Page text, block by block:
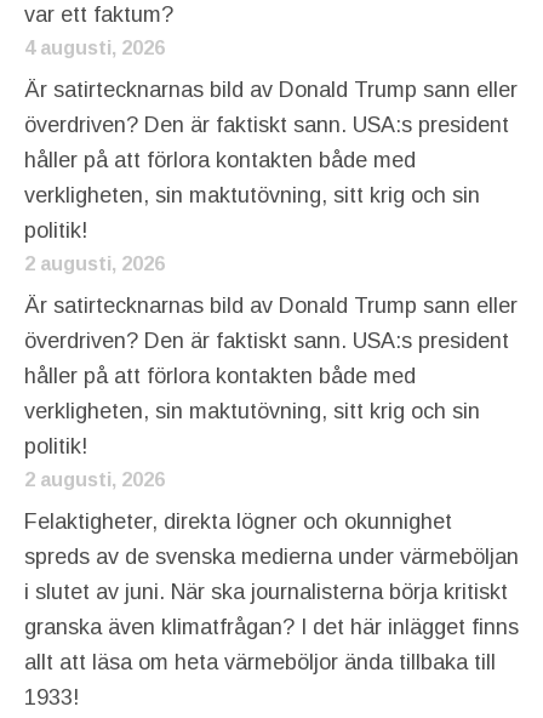
var ett faktum?
4 augusti, 2026
Är satirtecknarnas bild av Donald Trump sann eller
överdriven? Den är faktiskt sann. USA:s president
håller på att förlora kontakten både med
verkligheten, sin maktutövning, sitt krig och sin
politik!
2 augusti, 2026
Är satirtecknarnas bild av Donald Trump sann eller
överdriven? Den är faktiskt sann. USA:s president
håller på att förlora kontakten både med
verkligheten, sin maktutövning, sitt krig och sin
politik!
2 augusti, 2026
Felaktigheter, direkta lögner och okunnighet
spreds av de svenska medierna under värmeböljan
i slutet av juni. När ska journalisterna börja kritiskt
granska även klimatfrågan? I det här inlägget finns
allt att läsa om heta värmeböljor ända tillbaka till
1933!